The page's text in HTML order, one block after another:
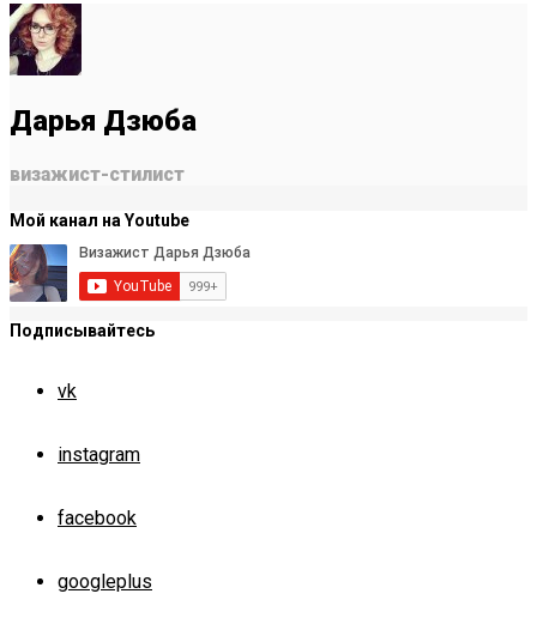
Дарья Дзюба
визажист-стилист
Мой канал на Youtube
Подписывайтесь
vk
instagram
facebook
googleplus